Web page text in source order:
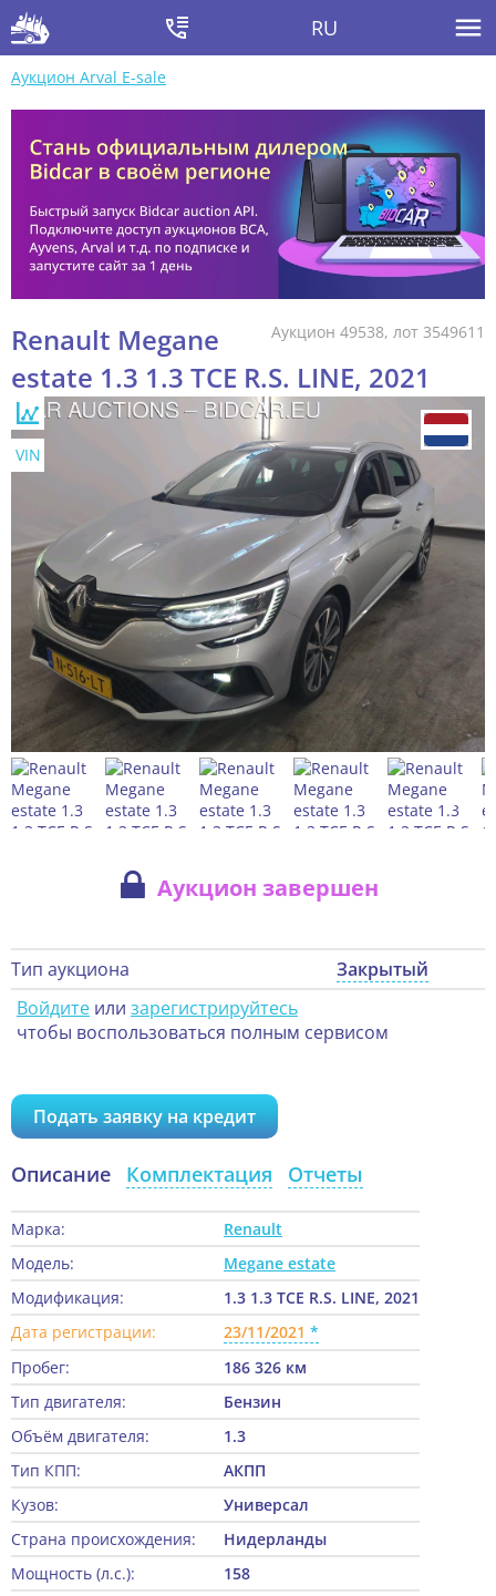
RU
Аукцион Arval E-sale
Аукцион 49538, лот 3549611
Renault Megane
estate 1.3 1.3 TCE R.S. LINE, 2021
VIN
Аукцион завершен
Тип аукциона
Закрытый
Войдите или зарегистрируйтесь
чтобы воспользоваться полным сервисом
Подать заявку на кредит
Описание Комплектация Отчеты
Марка:
Renault
Модель:
Megane estate
Модификация:
1.3 1.3 TCE R.S. LINE, 2021
Дата регистрации:
23/11/2021
Пробег:
186 326 км
Тип двигателя:
Бензин
Объём двигателя:
1.3
Тип КПП:
АКПП
Кузов:
Универсал
Страна происхождения:
Нидерланды
Мощность (л.с.):
158